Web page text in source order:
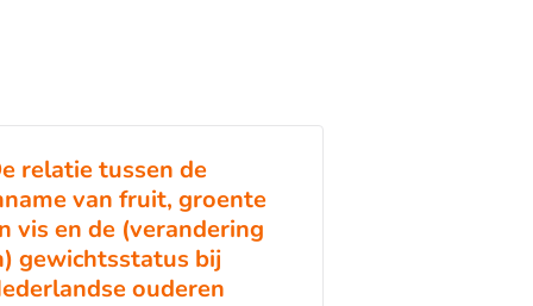
relatie tussen de
van fruit, groente
vis en de (verandering
gewichtsstatus bij
ouderen